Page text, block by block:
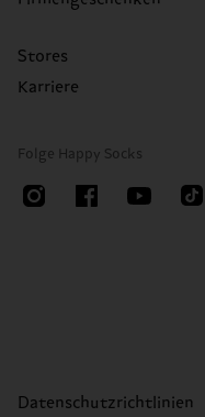
Stores
Karriere
Folge Happy Socks
Datenschutzrichtlinien